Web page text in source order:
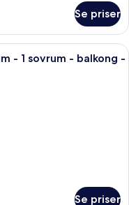
Se priser
med en stor säng, ett
- 1 sovrum - balkong -
Se priser